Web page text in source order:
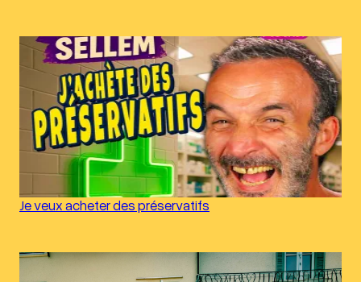
Je veux acheter des préservatifs